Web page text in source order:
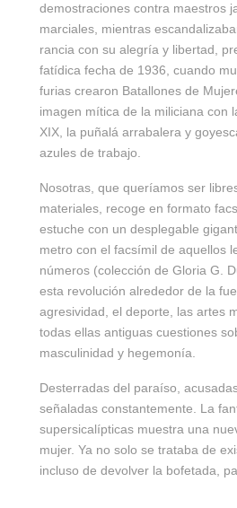
demostraciones contra maestros
marciales, mientras
rancia con su alegría y libertad,
fatídica fecha de 1936, cuando
furias crearon Batallones de
imagen mítica de la miliciana con
XIX, la puñalá arrabalera y
azules de trabajo.
Nosotras, que queríamos ser
materiales, recoge en formato
estuche con un desplegable
metro con el facsímil de aquellos
números (colección de Gloria G.
esta revolución alrededor de la
agresividad, el deporte, las artes
todas ellas antiguas cuestiones
masculinidad y hegemonía.
Desterradas del paraíso,
señaladas constantemente. La
supersicalípticas muestra una
mujer. Ya no solo se trataba de
incluso de devolver la bofetada,